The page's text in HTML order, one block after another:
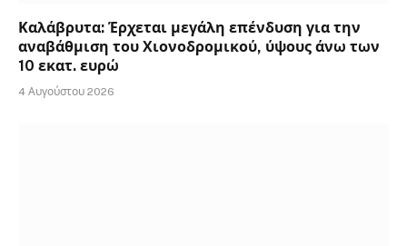
Καλάβρυτα: Έρχεται μεγάλη επένδυση για την
αναβάθμιση του Χιονοδρομικού, ύψους άνω των
10 εκατ. ευρώ
4 Αυγούστου 2026